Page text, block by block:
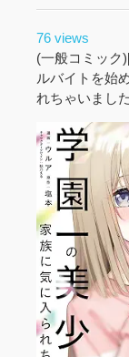
76 views
(一般コミック
ルバイトを始
れちゃいまし